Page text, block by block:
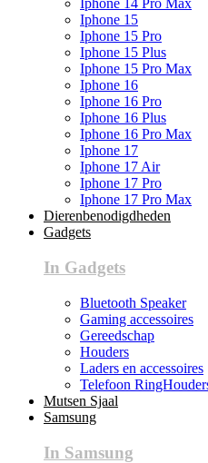
Iphone 14 Pro Max
Iphone 15
Iphone 15 Pro
Iphone 15 Plus
Iphone 15 Pro Max
Iphone 16
Iphone 16 Pro
Iphone 16 Plus
Iphone 16 Pro Max
Iphone 17
Iphone 17 Air
Iphone 17 Pro
Iphone 17 Pro Max
Dierenbenodigdheden
Gadgets
In Gadgets
Bluetooth Speaker
Gaming accessoires
Gereedschap
Houders
Laders en accessoires
Telefoon
Mutsen Sjaal
Samsung
In Samsung